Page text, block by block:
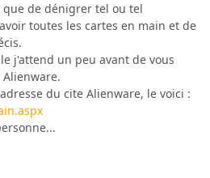
de dénigrer tel ou tel
toutes les cartes en main et de
j'attend un peu avant de vous
du cite Alienware, le voici :